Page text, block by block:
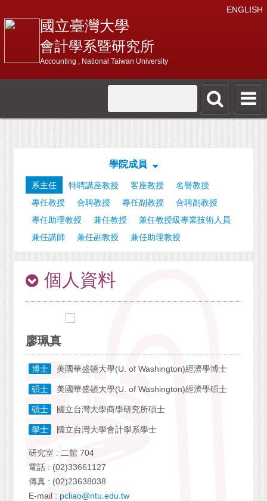
ENGLISH
國立臺灣大學
會計學系暨研究所
Accounting , National Taiwan University
學院成員
系主任 特聘講座教授 客座教授
名譽教授
專任教授
合聘教授 專任副教授
合聘副教授
專任助理教授
兼任教授
兼任教授級專業技術人員
兼任講師
兼任副教授 兼任助理教授
個人資料
廖珮真
博士 美國華盛頓大學(U. of Washington)經濟學博士
碩士 美國華盛頓大學(U. of Washington)經濟學碩士
碩士 國立台灣大學商學研究所碩士
學士 國立台灣大學會計學系學士
研究室 : 二館 704
電話 : (02)33661127
傳真 : (02)23638038
E-mail : pcliao@ntu.edu.tw